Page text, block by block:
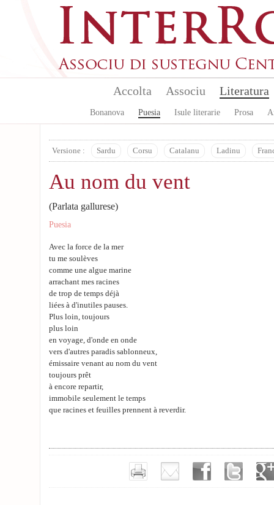
Accolta Associu Literatura
Bonanova Puesia Isule literarie Prosa
Versione : Sardu Corsu Catalanu Ladinu
Au nom du vent
(Parlata gallurese)
Puesia
Avec la force de la mer
tu me soulèves
comme une algue marine
arrachant mes racines
de trop de temps déjà
liées à d'inutiles pauses.
Plus loin, toujours
plus loin
en voyage, d'onde en onde
vers d'autres paradis sablonneux,
émissaire venant au nom du vent
toujours prêt
à encore repartir,
immobile seulement le temps
que racines et feuilles prennent à reverdir.